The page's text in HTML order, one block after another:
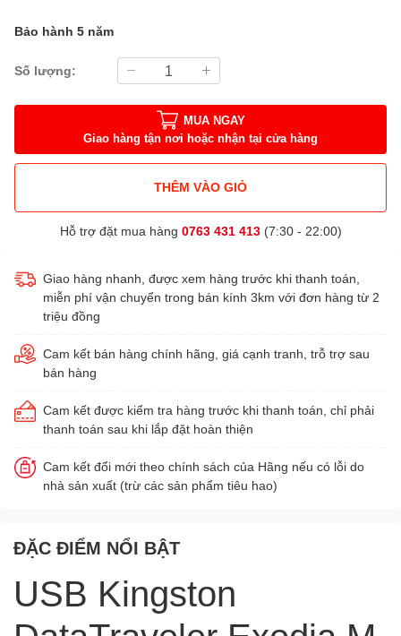
Bảo hành 5 năm
Số lượng:
MUA NGAY
Giao hàng tận nơi hoặc nhận tại cửa hàng
THÊM VÀO GIỎ
Hỗ trợ đặt mua hàng 0763 431 413(7:30 - 22:00)
Giao hàng nhanh, được xem hàng trước khi thanh toán,
miễn phí vận chuyển trong bán kính 3km với đơn hàng từ 2
triệu đồng
Cam kết bán hàng chính hãng, giá cạnh tranh, trỗ trợ sau
bán hàng
Cam kết được kiểm tra hàng trước khi thanh toán, chỉ phải
thanh toán sau khi lắp đặt hoàn thiện
Cam kết đổi mới theo chính sách của Hãng nếu có lỗi do
nhà sản xuất (trừ các sản phẩm tiêu hao)
ĐẶC ĐIỂM NỔI BẬT
USB Kingston